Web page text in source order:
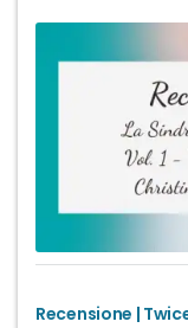
Recensione |